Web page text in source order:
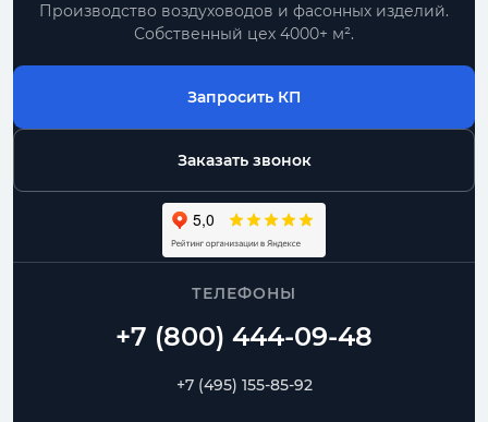
Производство воздуховодов и фасонных изделий.
Собственный цех 4000+ м².
Запросить КП
Заказать звонок
ТЕЛЕФОНЫ
+7 (495) 155-85-92